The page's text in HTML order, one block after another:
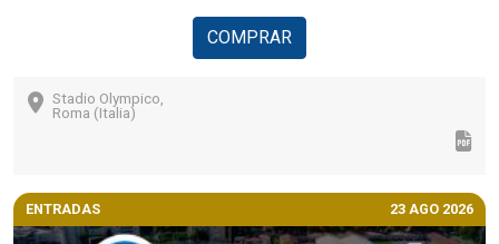
COMPRAR
Stadio Olympico,
Roma (Italia)
ENTRADAS 23 AGO 2026